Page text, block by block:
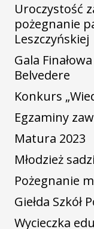
Uroczystość
pożegnanie
Leszczyńskiej
Gala
Belvedere
Konkurs
Egzaminy
Matura 2023
Młodzież
Pożegnanie
Giełda Szkół
Wycieczka